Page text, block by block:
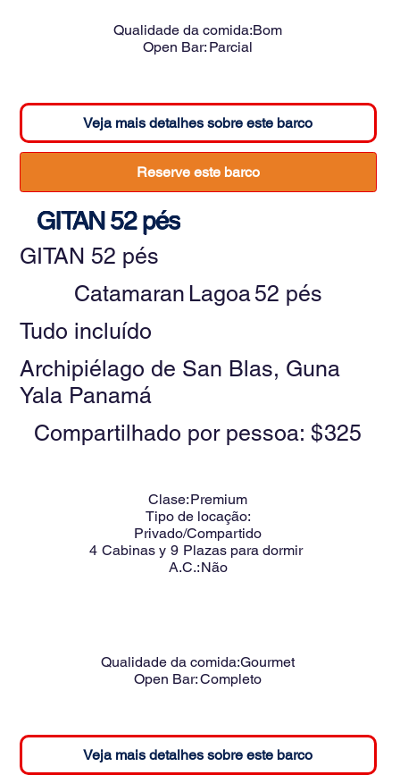
Qualidade da comida:Bom
Open Bar: Parcial
Veja mais detalhes sobre este barco
Reserve este barco
GITAN 52 pés
GITAN 52 pés
Catamaran Lagoa52 pés
Tudo incluído
Archipiélago de San Blas, Guna
Yala Panamá
Compartilhado por pessoa: $325
Clase:Premium
Tipo de locação:
Privado/Compartido
4 Cabinas y 9 Plazas para dormir
A.C.:Não
Qualidade da comida:Gourmet
Open Bar:Completo
Veja mais detalhes sobre este barco